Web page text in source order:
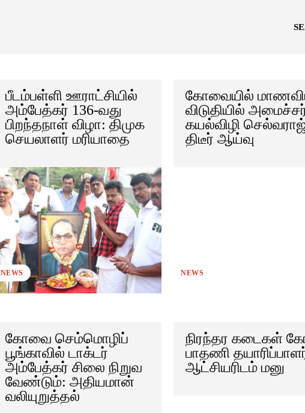
பீடம்பள்ளி ஊராட்சியில்
அம்பேத்கர் 136-வது
பிறந்தநாள் விழா: திமுக
செயலாளர் மரியாதை
NEWS
கோவையில்
விடுதியில்
கயல்விழி
திடீர் ஆய்வு
NEWS
கோவை செம்மொழிப்
பூங்காவில் டாக்டர்
அம்பேத்கர் சிலை நிறுவ
வேண்டும்: அதியமான்
வலியுறுத்தல்
நிரந்தர கடைகள்
பாதணி
ஆட்சியரிடம் மனு